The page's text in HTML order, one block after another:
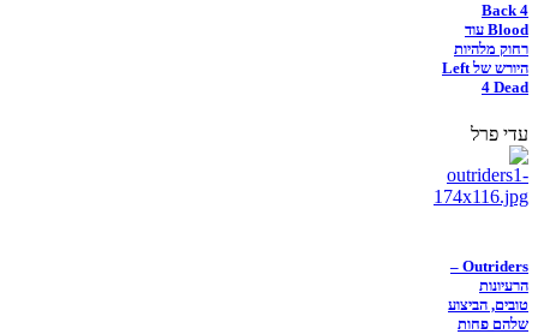
Back 4
Blood עוד
רחוק מלהיות
היורש של Left
4 Dead
עדי פרל
Outriders –
הרעיונות
טובים, הביצוע
שלהם פחות